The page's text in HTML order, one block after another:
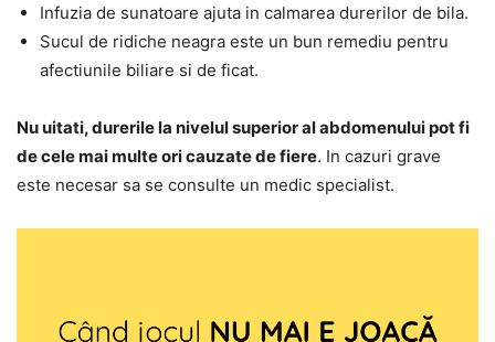
Infuzia de sunatoare ajuta in calmarea durerilor de bila.
Sucul de ridiche neagra este un bun remediu pentru
afectiunile biliare si de ficat.
Nu uitati, durerile la nivelul superior al abdomenului pot fi
de cele mai multe ori cauzate de fiere. In cazuri grave
este necesar sa se consulte un medic specialist.